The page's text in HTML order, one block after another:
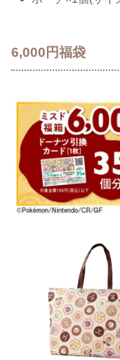
6,000円福袋